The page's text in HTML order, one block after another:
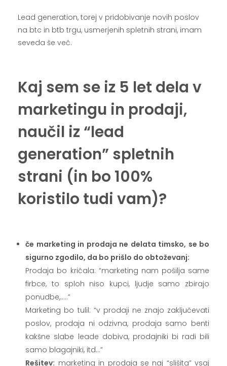
Lead generation, torej v pridobivanje novih poslov
na btc in btb trgu, usmerjenih spletnih strani, imam
seveda še več.
Kaj sem se iz 5 let dela v
marketingu in prodaji,
naučil iz “lead
generation” spletnih
strani (in bo 100%
koristilo tudi vam)?
če marketing in prodaja ne delata timsko, se bo
sigurno zgodilo, da bo prišlo do obtoževanj:
Prodaja bo kričala: “marketing nam pošilja same
firbce, to sploh niso kupci, ljudje samo zbirajo
ponudbe,…..”
Marketing bo tulil: “v prodaji ne znajo zaključevati
poslov, prodaja ni odzivna, prodaja samo benti
kakšne slabe leade dobiva, prodajniki bi radi bili
samo blagajniki, itd…”
Rešitev: marketing in prodaja se naj “slišita” vsaj